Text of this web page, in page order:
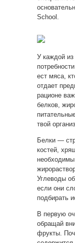
School.
У каждой из
ест мяса,
отдает
рационе
белков,
твой
Белки —
костей,
Углеводы
если они
подбирать
В первую
обращай
фрукты.